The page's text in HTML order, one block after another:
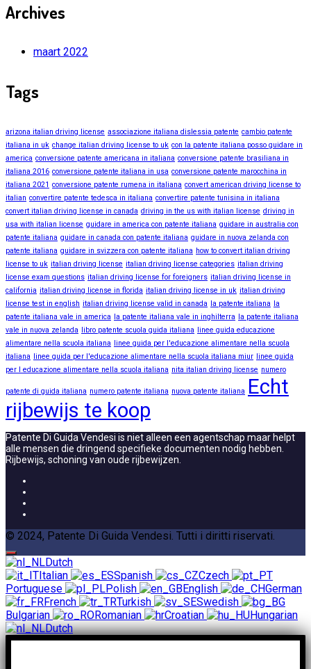
Archives
maart 2022
Tags
arizona italian driving license associazione italiana dislessia patente cambio patente
italiana in uk change italian driving license to uk con la patente italiana posso guidare in
america conversione patente americana in italiana conversione patente brasiliana in
italiana 2016 conversione patente italiana in usa conversione patente marocchina in
italiana 2021 conversione patente rumena in italiana convert american driving license to
italian convertire patente tedesca in italiana convertire patente tunisina in italiana
convert italian driving license in canada driving in the us with italian license driving in
usa with italian license guidare in america con patente italiana guidare in australia con
patente italiana guidare in canada con patente italiana guidare in nuova zelanda con
patente italiana guidare in svizzera con patente italiana how to convert italian driving
license to uk italian driving license italian driving license categories italian driving
license exam questions italian driving license for foreigners italian driving license in
california italian driving license in florida italian driving license in uk italian driving
license test in english italian driving license valid in canada la patente italiana
la
patente italiana vale in america
la patente italiana vale in inghilterra
la patente italiana
vale in nuova zelanda
libro patente scuola guida italiana
linee guida educazione
alimentare nella scuola italiana
linee guida per l'educazione alimentare nella scuola
italiana
linee guida per l'educazione alimentare nella scuola italiana miur linee guida
per l educazione alimentare nella scuola italiana nita italian driving license numero
patente di guida italiana numero patente italiana nuova patente italiana Echt
rijbewijs te koop
Patente Di Guida Vendesi is niet alleen een agentschap maar helpt
alle mensen die dringend specifieke documenten nodig hebben.
Rijbewijs, schoning van oude rijbewijzen.
© 2024, Patente Di Guida Vendesi. Tutti i diritti riservati.
Dutch
Italian
Spanish
Czech
Portuguese
Polish English
German
French
Turkish
Swedish
Bulgarian
Romanian Croatian
Hungarian
Dutch